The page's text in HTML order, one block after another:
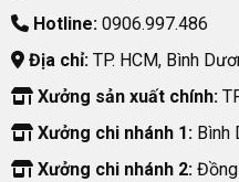
Hotline:0906.997.486
Địa chỉ:TP. HCM, Bình
Xưởng sản xuất chính:
Xưởng chi nhánh 1:Bình
Xưởng chi nhánh 2:Đồng